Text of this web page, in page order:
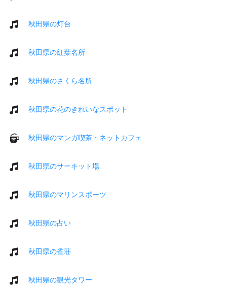
秋田県の灯台
秋田県の紅葉名所
秋田県のさくら名所
秋田県の花のきれいなスポット
秋田県のマンガ喫茶・ネットカフェ
秋田県のサーキット場
秋田県のマリンスポーツ
秋田県の占い
秋田県の雀荘
秋田県の観光タワー